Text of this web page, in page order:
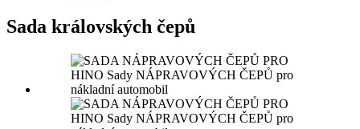
Sada královských čepů